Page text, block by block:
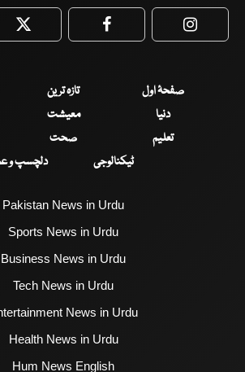
Twitter Facebook
صفحۂ اول تازہ ترین
دنیا
معیشت
تعلیم
صحت
ٹیکنالوجی
دلچسپ و
Pakistan News in Urdu
Sports News in Urdu
Business News in Urdu
Tech News in Urdu
News in Urdu
Health News in Urdu
Hum News English